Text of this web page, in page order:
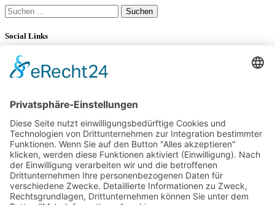
Suchen
nach:
Social Links
YouTube
LinkedIn 0
Mercedes-Benz V-Klasse V 300 d Langstreckentest
25. September 2024